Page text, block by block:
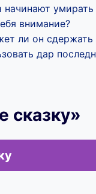
умирать
внимание?
ли он сдержать
дар
сказку»